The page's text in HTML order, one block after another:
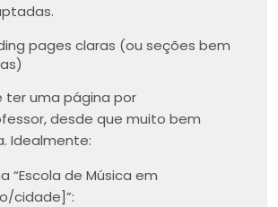
pages claras (ou seções bem
ter uma página por
desde que muito bem
Idealmente:
“Escola de Música em
cidade]”: